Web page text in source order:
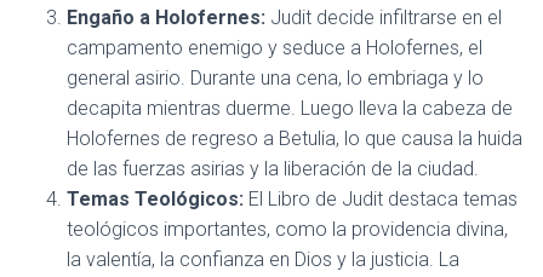
Engaño a Holofernes: Judit decide infiltrarse en el
campamento enemigo y seduce a Holofernes, el
general asirio. Durante una cena, lo embriaga y lo
decapita mientras duerme. Luego lleva la cabeza de
Holofernes de regreso a Betulia, lo que causa la huida
de las fuerzas asirias y la liberación de la ciudad.
Temas Teológicos: El Libro de Judit destaca temas
teológicos importantes, como la providencia divina,
la valentía, la confianza en Dios y la justicia. La